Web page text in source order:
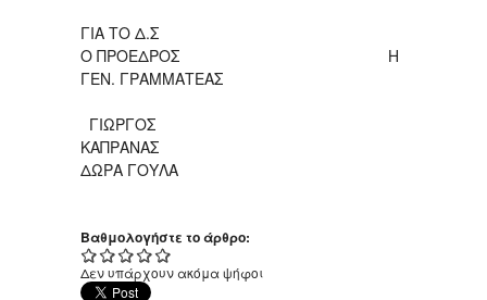
ΓΙΑ ΤΟ Δ.Σ
Ο ΠΡΟΕΔΡΟΣ Η
ΓΕΝ. ΓΡΑΜΜΑΤΕΑΣ
ΓΙΩΡΓΟΣ
ΚΑΠΡΑΝΑΣ
ΔΩΡΑ ΓΟΥΛΑ
Βαθμολογήστε το άρθρο:
Δεν υπάρχουν ακόμα ψήφοι